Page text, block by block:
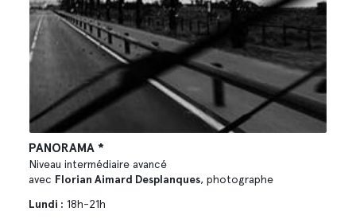
PANORAMA *
Niveau intermédiaire avancé
avec Florian Aimard Desplanques, photographe
Lundi : 18h-21h